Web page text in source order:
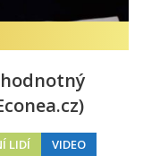
LIDÍ
VIDEO